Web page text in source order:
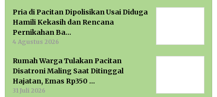
Pria di Pacitan Dipolisikan Usai Diduga
Hamili Kekasih dan Rencana
Pernikahan Ba…
4 Agustus 2026
Rumah Warga Tulakan Pacitan
Disatroni Maling Saat Ditinggal
Hajatan, Emas Rp350 …
31 Juli 2026